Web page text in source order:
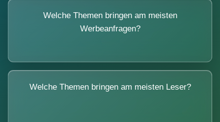
Welche Themen bringen am meisten
Werbeanfragen?
Welche Themen bringen am meisten Leser?